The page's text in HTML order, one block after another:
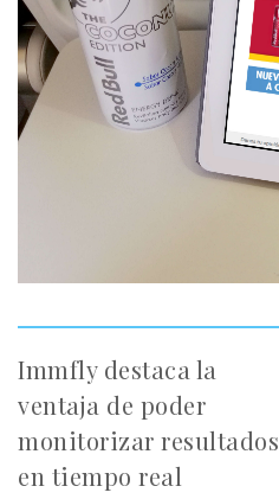
Immfly destaca la
ventaja de poder
monitorizar resultados
en tiempo real